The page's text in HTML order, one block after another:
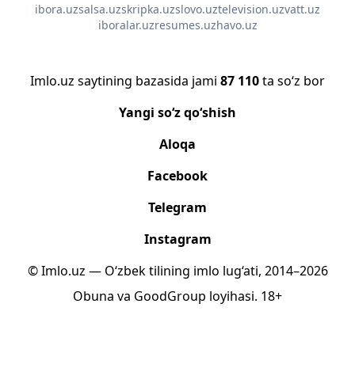
ibora.uzsalsa.uzskripka.uzslovo.uztelevision.uzvatt.uz
iboralar.uzresumes.uzhavo.uz
Imlo.uz saytining bazasida jami 87 110ta so‘z bor
Yangi so‘z qo‘shish
Aloqa
Facebook
Telegram
Instagram
© Imlo.uz — O‘zbek tilining imlo lug‘ati, 2014–2026
Obuna va GoodGroup loyihasi. 18+